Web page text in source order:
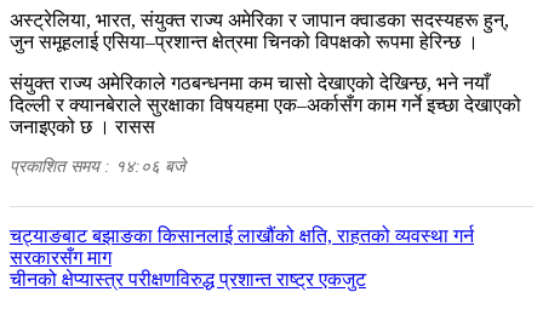
अस्ट्रेलिया, भारत, संयुक्त राज्य अमेरिका र जापान क्वाडका सदस्यहरू हुन्,
जुन समूहलाई एसिया–प्रशान्त क्षेत्रमा चिनको विपक्षको रूपमा हेरिन्छ ।
संयुक्त राज्य अमेरिकाले गठबन्धनमा कम चासो देखाएको देखिन्छ, भने नयाँ
दिल्ली र क्यानबेराले सुरक्षाका विषयहमा एक–अर्कासँग काम गर्ने इच्छा देखाएको
जनाइएको छ । रासस
प्रकाशित समय : १४:०६ बजे
पछिल्लाे
-
चट्याङबाट बझाङका किसानलाई लाखौंको क्षति, राहतको व्यवस्था गर्न
सरकारसँग माग
अघिल्लाे
चीनको क्षेप्यास्त्र परीक्षणविरुद्ध प्रशान्त राष्ट्र एकजुट